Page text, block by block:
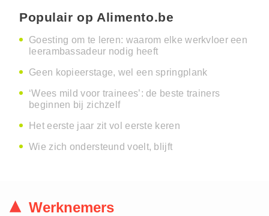
Populair op Alimento.be
Goesting om te leren: waarom elke werkvloer een
leerambassadeur nodig heeft
Geen kopieerstage, wel een springplank
‘Wees mild voor trainees’: de beste trainers
beginnen bij zichzelf
Het eerste jaar zit vol eerste keren
Wie zich ondersteund voelt, blijft
Werknemers